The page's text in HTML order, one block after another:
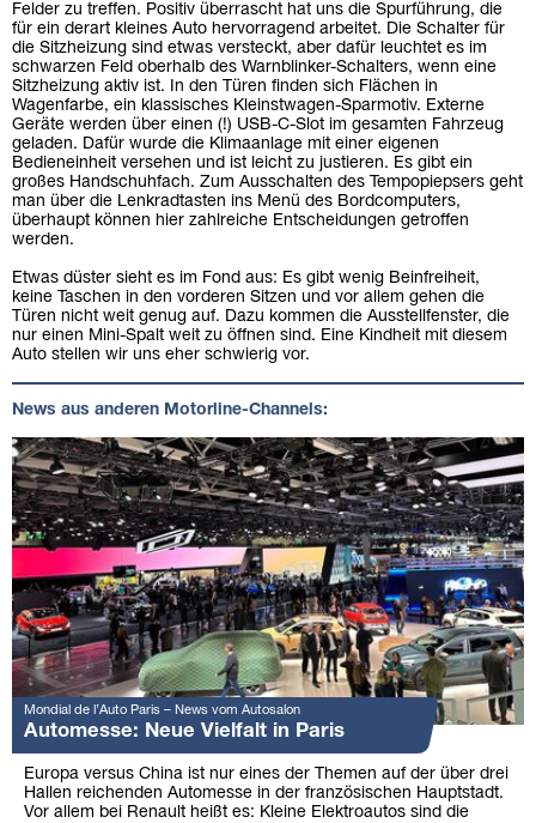
Felder zu treffen. Positiv überrascht hat uns die Spurführung, die
für ein derart kleines Auto hervorragend arbeitet. Die Schalter für
die Sitzheizung sind etwas versteckt, aber dafür leuchtet es im
schwarzen Feld oberhalb des Warnblinker-Schalters, wenn eine
Sitzheizung aktiv ist. In den Türen finden sich Flächen in
Wagenfarbe, ein klassisches Kleinstwagen-Sparmotiv. Externe
Geräte werden über einen (!) USB-C-Slot im gesamten Fahrzeug
geladen. Dafür wurde die Klimaanlage mit einer eigenen
Bedieneinheit versehen und ist leicht zu justieren. Es gibt ein
großes Handschuhfach. Zum Ausschalten des Tempopiepsers geht
man über die Lenkradtasten ins Menü des Bordcomputers,
überhaupt können hier zahlreiche Entscheidungen getroffen
werden.
Etwas düster sieht es im Fond aus: Es gibt wenig Beinfreiheit,
keine Taschen in den vorderen Sitzen und vor allem gehen die
Türen nicht weit genug auf. Dazu kommen die Ausstellfenster, die
nur einen Mini-Spalt weit zu öffnen sind. Eine Kindheit mit diesem
Auto stellen wir uns eher schwierig vor.
News aus anderen Motorline-Channels:
Mondial de l’Auto Paris – News vom Autosalon
Automesse: Neue Vielfalt in Paris
Europa versus China ist nur eines der Themen auf der über drei
Hallen reichenden Automesse in der französischen Hauptstadt.
Vor allem bei Renault heißt es: Kleine Elektroautos sind die